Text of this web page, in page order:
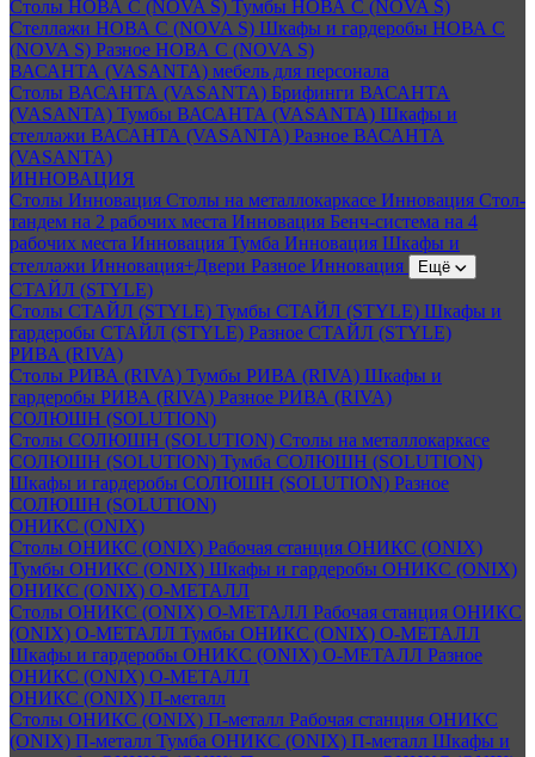
Столы НОВА С (NOVA S) Тумбы НОВА С (NOVA S)
Стеллажи НОВА С (NOVA S) Шкафы и гардеробы НОВА С
(NOVA S) Разное НОВА С (NOVA S)
ВАСАНТА (VASANTA) мебель для персонала
Столы ВАСАНТА (VASANTA) Брифинги ВАСАНТА
(VASANTA) Тумбы ВАСАНТА (VASANTA) Шкафы и
стеллажи ВАСАНТА (VASANTA) Разное ВАСАНТА
(VASANTA)
ИННОВАЦИЯ
Столы Инновация Столы на металлокаркасе Инновация Стол-
тандем на 2 рабочих места Инновация Бенч-система на 4
рабочих места Инновация Тумба Инновация Шкафы и
стеллажи Инновация+Двери Разное Инновация Ещё
СТАЙЛ (STYLE)
Столы СТАЙЛ (STYLE) Тумбы СТАЙЛ (STYLE) Шкафы и
гардеробы СТАЙЛ (STYLE) Разное СТАЙЛ (STYLE)
РИВА (RIVA)
Столы РИВА (RIVA) Тумбы РИВА (RIVA) Шкафы и
гардеробы РИВА (RIVA) Разное РИВА (RIVA)
СОЛЮШН (SOLUTION)
Столы СОЛЮШН (SOLUTION) Столы на металлокаркасе
СОЛЮШН (SOLUTION) Тумба СОЛЮШН (SOLUTION)
Шкафы и гардеробы СОЛЮШН (SOLUTION) Разное
СОЛЮШН (SOLUTION)
ОНИКС (ONIX)
Столы ОНИКС (ONIX) Рабочая станция ОНИКС (ONIX)
Тумбы ОНИКС (ONIX) Шкафы и гардеробы ОНИКС (ONIX)
ОНИКС (ONIX) O-МЕТАЛЛ
Столы ОНИКС (ONIX) O-МЕТАЛЛ Рабочая станция ОНИКС
(ONIX) O-МЕТАЛЛ Тумбы ОНИКС (ONIX) O-МЕТАЛЛ
Шкафы и гардеробы ОНИКС (ONIX) O-МЕТАЛЛ Разное
ОНИКС (ONIX) O-МЕТАЛЛ
ОНИКС (ONIX) П-металл
Столы ОНИКС (ONIX) П-металл Рабочая станция ОНИКС
(ONIX) П-металл Тумба ОНИКС (ONIX) П-металл Шкафы и